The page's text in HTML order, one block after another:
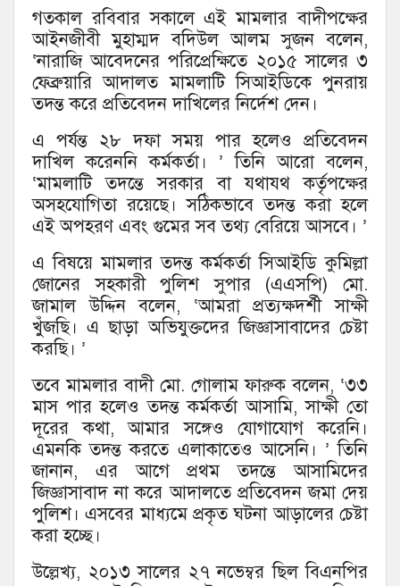
গতকাল রবিবার সকালে এই মামলার বাদীপক্ষের
আইনজীবী মুহাম্মদ বদিউল আলম সুজন বলেন,
‘নারাজি আবেদনের পরিপ্রেক্ষিতে ২০১৫ সালের ৩
ফেব্রুয়ারি আদালত মামলাটি সিআইডিকে পুনরায়
তদন্ত করে প্রতিবেদন দাখিলের নির্দেশ দেন।
এ পর্যন্ত ২৮ দফা সময় পার হলেও প্রতিবেদন
দাখিল করেননি কর্মকর্তা। ’ তিনি আরো বলেন,
‘মামলাটি তদন্তে সরকার বা যথাযথ কর্তৃপক্ষের
অসহযোগিতা রয়েছে। সঠিকভাবে তদন্ত করা হলে
এই অপহরণ এবং গুমের সব তথ্য বেরিয়ে আসবে। ’
এ বিষয়ে মামলার তদন্ত কর্মকর্তা সিআইডি কুমিল্লা
জোনের সহকারী পুলিশ সুপার (এএসপি) মো.
জামাল উদ্দিন বলেন, ‘আমরা প্রত্যক্ষদর্শী সাক্ষী
খুঁজছি। এ ছাড়া অভিযুক্তদের জিজ্ঞাসাবাদের চেষ্টা
করছি। ’
তবে মামলার বাদী মো. গোলাম ফারুক বলেন, ‘৩৩
মাস পার হলেও তদন্ত কর্মকর্তা আসামি, সাক্ষী তো
দূরের কথা, আমার সঙ্গেও যোগাযোগ করেনি।
এমনকি তদন্ত করতে এলাকাতেও আসেনি। ’ তিনি
জানান, এর আগে প্রথম তদন্তে আসামিদের
জিজ্ঞাসাবাদ না করে আদালতে প্রতিবেদন জমা দেয়
পুলিশ। এসবের মাধ্যমে প্রকৃত ঘটনা আড়ালের চেষ্টা
করা হচ্ছে।
উল্লেখ্য, ২০১৩ সালের ২৭ নভেম্বর ছিল বিএনপির